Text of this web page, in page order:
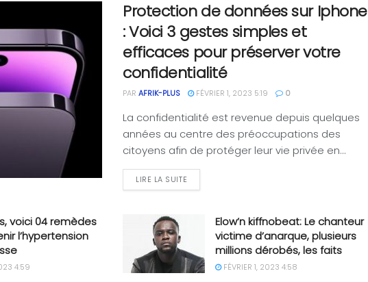
Protection de données sur Iphone
: Voici 3 gestes simples et
efficaces pour préserver votre
confidentialité
PAR AFRIK-PLUS FÉVRIER 1, 2023 5:19 0
La confidentialité est revenue depuis quelques
années au centre des préoccupations des
citoyens afin de protéger leur vie privée en...
LIRE LA SUITE
voici 04 remèdes
l’hypertension
4:59
Elow’n kiffnobeat: Le chanteur
victime d’anarque, plusieurs
millions dérobés, les faits
FÉVRIER 1, 2023 4:58